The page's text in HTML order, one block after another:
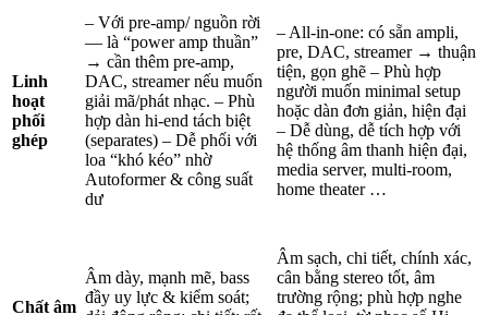
Linh
hoạt
phối
ghép
– Với pre-amp/ nguồn rời
— là “power amp thuần”
→ cần thêm pre-amp,
DAC, streamer nếu muốn
giải mã/phát nhạc. – Phù
hợp dàn hi-end tách biệt
(separates) – Dễ phối với
loa “khó kéo” nhờ
Autoformer & công suất
dư
– All-in-one: có sẵn ampli,
pre, DAC, streamer → thuận
tiện, gọn ghẽ – Phù hợp
người muốn minimal setup
hoặc dàn đơn giản, hiện đại
– Dễ dùng, dễ tích hợp với
hệ thống âm thanh hiện đại,
media server, multi-room,
home theater …
Chất âm
Âm dày, mạnh mẽ, bass
đầy uy lực & kiểm soát;
Âm sạch, chi tiết, chính xác,
cân bằng stereo tốt, âm
trường rộng; phù hợp nghe